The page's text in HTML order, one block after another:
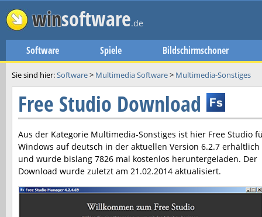
winsoftware.de
Software Spiele Bildschirmschoner
Sie sind hier:Software> Multimedia Software> Multimedia-Sonstiges
Free Studio Download
Aus der Kategorie Multimedia-Sonstiges ist hier Free Studio
Windows auf deutsch in der aktuellen Version 6.2.7 erhältlich
und wurde bislang 7826 mal kostenlos heruntergeladen. Der
Download wurde zuletzt am 21.02.2014 aktualisiert.